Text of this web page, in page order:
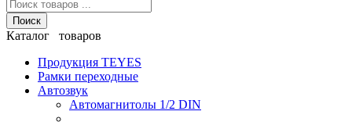
Поиск
Каталог товаров
Продукция TEYES
Рамки переходные
Автозвук
Автомагнитолы 1/2 DIN